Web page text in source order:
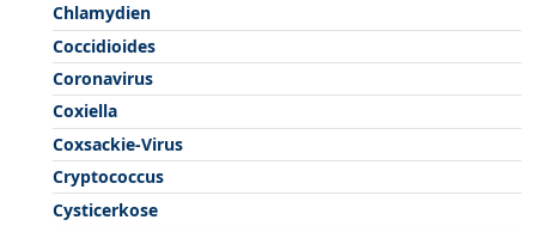
Chlamydien
Coccidioides
Coronavirus
Coxiella
Coxsackie-Virus
Cryptococcus
Cysticerkose